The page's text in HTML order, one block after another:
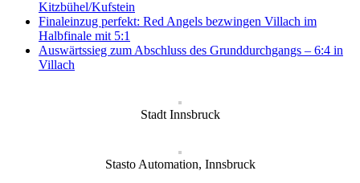
Kitzbühel/Kufstein
Finaleinzug perfekt: Red Angels bezwingen Villach im
Halbfinale mit 5:1
Auswärtssieg zum Abschluss des Grunddurchgangs – 6:4 in
Villach
Stadt Innsbruck
Stasto Automation, Innsbruck